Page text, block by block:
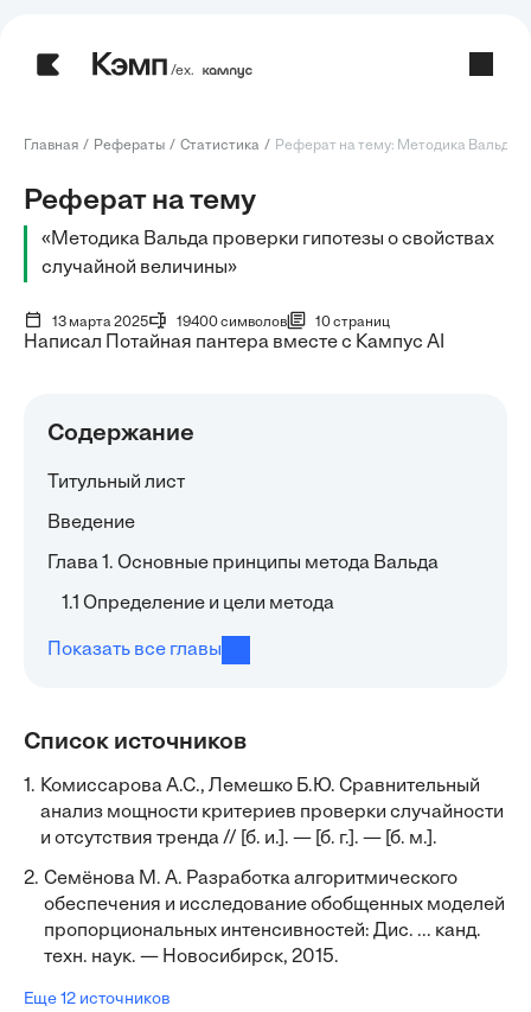
/ех.
Главная Рефераты Статистика Реферат на тему: Методика Вальда
Реферат на тему
«Методика Вальда проверки гипотезы о свойствах
случайной величины»
13 марта 2025 19400 символов 10 страниц
Написал Потайная пантера вместе с Кампус AI
Содержание
Титульный лист
Введение
Глава 1. Основные принципы метода Вальда
1.1 Определение и цели метода
Показать все главы
Список источников
1. Комиссарова А.С., Лемешко Б.Ю. Сравнительный
анализ мощности критериев проверки случайности
и отсутствия тренда // [б. и.]. — [б. г.]. — [б. м.].
2. Семёнова М. А. Разработка алгоритмического
обеспечения и исследование обобщенных моделей
пропорциональных интенсивностей: Дис. ... канд.
техн. наук. — Новосибирск, 2015.
Еще 12 источников